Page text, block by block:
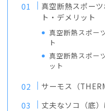
真空断熱スポー
ト・デメリット
真空断熱スポー
ト
真空断熱スポー
ット
サーモス（
丈夫なソコ（底